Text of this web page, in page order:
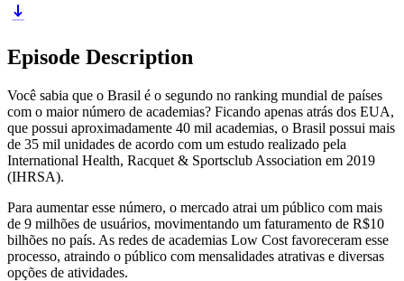
Episode Description
Você sabia que o Brasil é o segundo no ranking mundial de países
com o maior número de academias? Ficando apenas atrás dos EUA,
que possui aproximadamente 40 mil academias, o Brasil possui mais
de 35 mil unidades de acordo com um estudo realizado pela
International Health, Racquet & Sportsclub Association em 2019
(IHRSA).
Para aumentar esse número, o mercado atrai um público com mais
de 9 milhões de usuários, movimentando um faturamento de R$10
bilhões no país. As redes de academias Low Cost favoreceram esse
processo, atraindo o público com mensalidades atrativas e diversas
opções de atividades.